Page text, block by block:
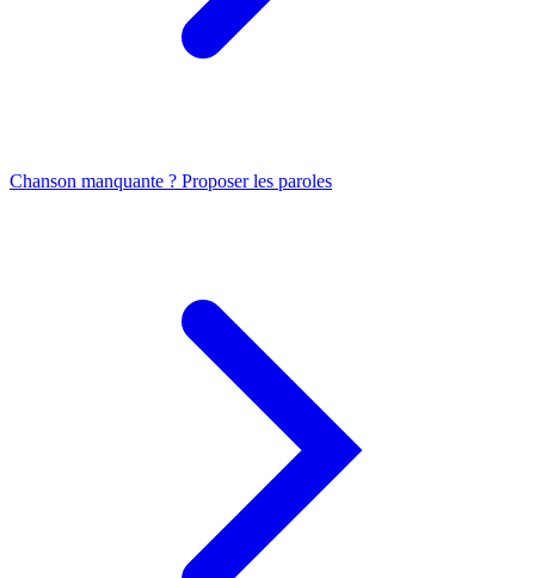
Chanson manquante ? Proposer les paroles